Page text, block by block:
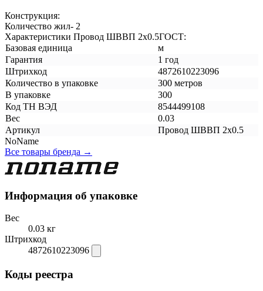
Конструкция:
Количество жил- 2
Характеристики Провод ШВВП 2х0.5ГОСТ:
Базовая единица
м
Гарантия
1 год
Штрихкод
4872610223096
Количество в упаковке
300 метров
В упаковке
300
Код ТН ВЭД
8544499108
Вес
0.03
Артикул
Провод ШВВП 2х0.5
NoName
Все товары бренда →
Информация об упаковке
Вес
0.03 кг
Штрихкод
4872610223096
Коды реестра